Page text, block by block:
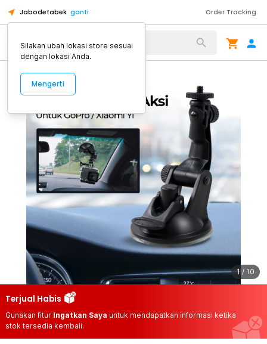
Jabodetabek ganti Order Tracking
Alat Kopi
1 / 10
Terjual Habis
Gunakan fitur Ingatkan Saya untuk mendapatkan informasi ketika
stok tersedia kembali.
Silakan ubah lokasi store sesuai
dengan lokasi Anda.
Mengerti